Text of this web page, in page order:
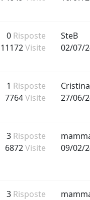
0 Risposte
11172Visite
SteB
02/07/
1 Risposte
7764Visite
Cristina
27/06/
3 Risposte
6872Visite
09/02/
3 Risposte